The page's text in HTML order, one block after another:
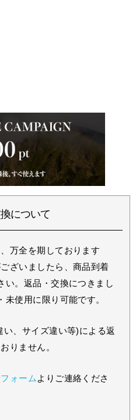
について
万全を期しております
ざいましたら、商品到着
い。返品・交換につきまし
使用に限り可能です。
、サイズ違い等)による返
りません。
ォーム よりご連絡くださ